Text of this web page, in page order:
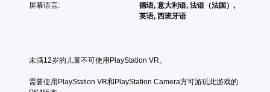
屏幕语言:
德语, 意大利语, 法语（法国）,
英语, 西班牙语
未满12岁的儿童不可使用PlayStation VR。
需要使用PlayStation VR和PlayStation Camera方可游玩此游戏的